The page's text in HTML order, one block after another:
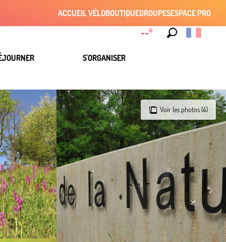
--°
ACCUEIL VÉLOBOUTIQUEGROUPESESPACE PRO
S'ORGANISER
Voir les photos (4)